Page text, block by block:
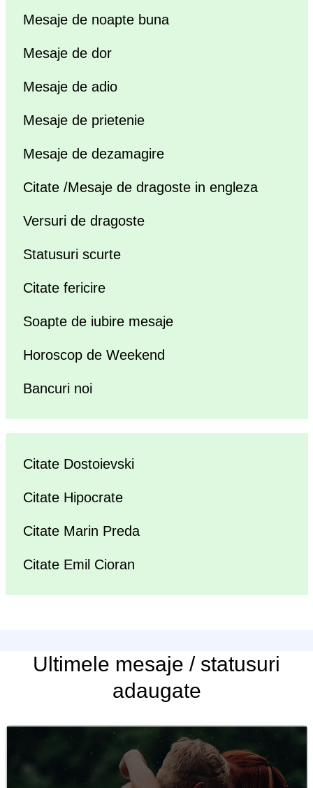
Mesaje de noapte buna
Mesaje de dor
Mesaje de adio
Mesaje de prietenie
Mesaje de dezamagire
Citate /Mesaje de dragoste in engleza
Versuri de dragoste
Statusuri scurte
Citate fericire
Soapte de iubire mesaje
Horoscop de Weekend
Bancuri noi
Citate Dostoievski
Citate Hipocrate
Citate Marin Preda
Citate Emil Cioran
Ultimele mesaje / statusuri
adaugate